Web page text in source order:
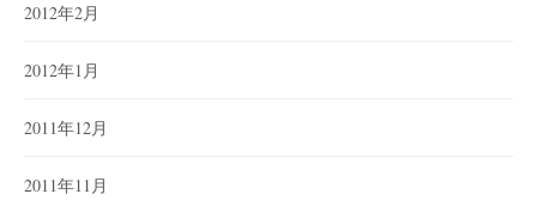
2012年2月
2012年1月
2011年12月
2011年11月